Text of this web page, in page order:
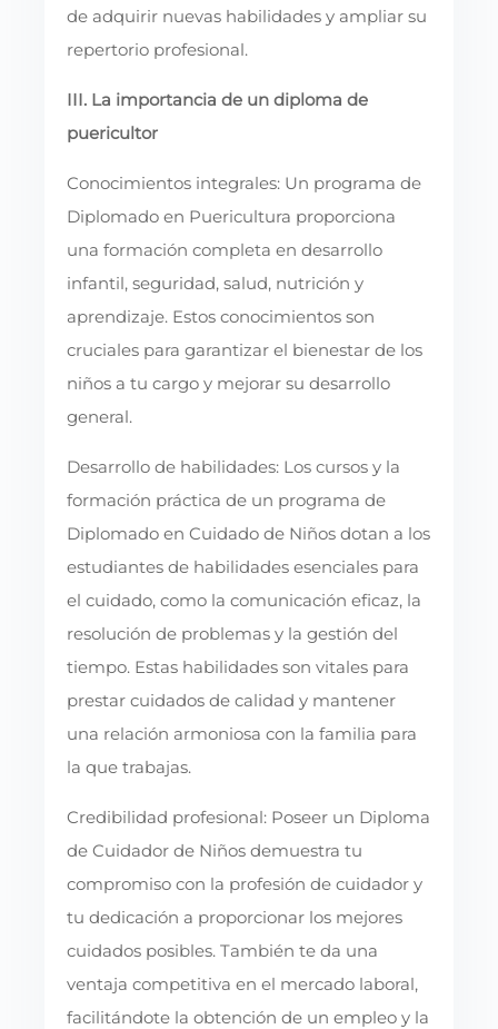
de adquirir nuevas habilidades y ampliar su
repertorio profesional.
III. La importancia de un diploma de
puericultor
Conocimientos integrales: Un programa de
Diplomado en Puericultura proporciona
una formación completa en desarrollo
infantil, seguridad, salud, nutrición y
aprendizaje. Estos conocimientos son
cruciales para garantizar el bienestar de los
niños a tu cargo y mejorar su desarrollo
general.
Desarrollo de habilidades: Los cursos y la
formación práctica de un programa de
Diplomado en Cuidado de Niños dotan a los
estudiantes de habilidades esenciales para
el cuidado, como la comunicación eficaz, la
resolución de problemas y la gestión del
tiempo. Estas habilidades son vitales para
prestar cuidados de calidad y mantener
una relación armoniosa con la familia para
la que trabajas.
Credibilidad profesional: Poseer un Diploma
de Cuidador de Niños demuestra tu
compromiso con la profesión de cuidador y
tu dedicación a proporcionar los mejores
cuidados posibles. También te da una
ventaja competitiva en el mercado laboral,
facilitándote la obtención de un empleo y la